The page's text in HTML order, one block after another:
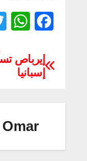
F
c
e
o
k
p
p
إسبانيا